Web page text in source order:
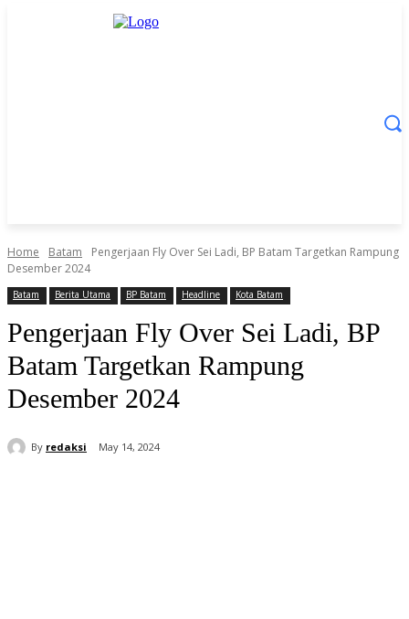
Home Batam
Pengerjaan Fly Over Sei Ladi, BP Batam Targetkan Rampung
Desember 2024
Batam Berita Utama BP Batam Headline Kota Batam
Pengerjaan Fly Over Sei Ladi, BP
Batam Targetkan Rampung
Desember 2024
By redaksi May 14, 2024